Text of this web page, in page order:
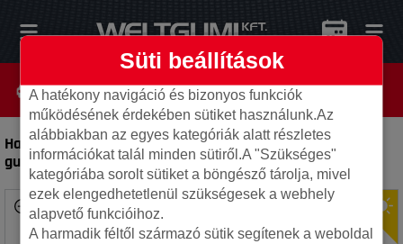
Hankook 205/80R16 104T RF10 Dynapro AT M XL TL
gumi
Süti beállítások
A hatékony navigáció és bizonyos funkciók
működésének érdekében sütiket használunk.Az
alábbiakban az egyes kategóriák alatt részletes
információkat talál minden sütiről.A "Szükséges"
kategóriába sorolt sütiket a böngésző tárolja, mivel
ezek elengedhetetlenül szükségesek a webhely
alapvető funkcióihoz.
A harmadik féltől származó sütik segítenek a weboldal